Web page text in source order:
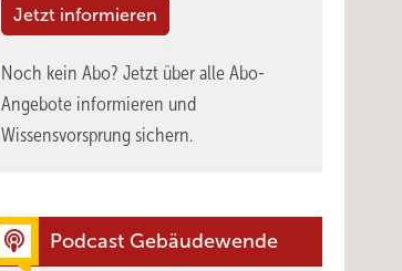
Jetzt informieren
Noch kein Abo? Jetzt über alle Abo-
Angebote informieren und
Wissensvorsprung sichern.
Podcast Gebäudewende